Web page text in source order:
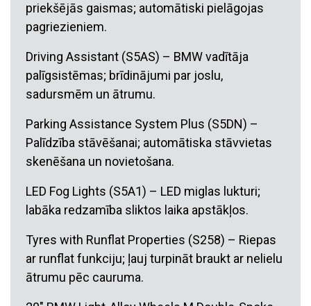
priekšējās gaismas; automātiski pielāgojas
pagriezieniem.
Driving Assistant (S5AS) – BMW vadītāja
palīgsistēmas; brīdinājumi par joslu,
sadursmēm un ātrumu.
Parking Assistance System Plus (S5DN) –
Palīdzība stāvēšanai; automātiska stāvvietas
skenēšana un novietošana.
LED Fog Lights (S5A1) – LED miglas lukturi;
labāka redzamība sliktos laika apstākļos.
Tyres with Runflat Properties (S258) – Riepas
ar runflat funkciju; ļauj turpināt braukt ar nelielu
ātrumu pēc cauruma.